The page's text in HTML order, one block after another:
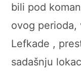
bili pod
ovog perioda,
Lefkade ,
sadašnju